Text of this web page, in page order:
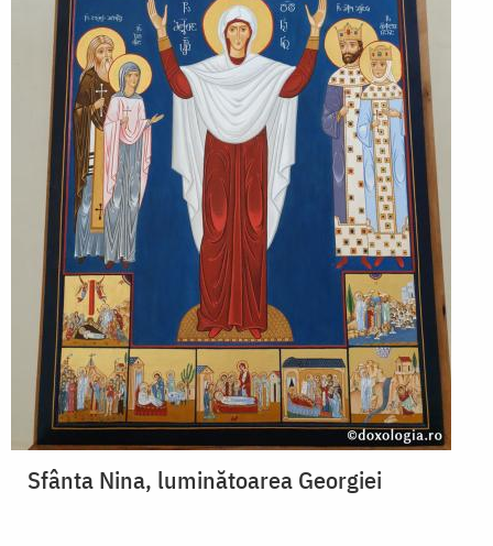
Sfânta Nina, luminătoarea Georgiei